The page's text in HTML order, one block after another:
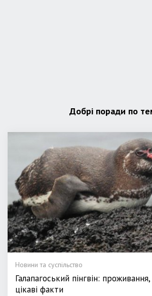
Добрі поради по
Новини та суспільство
Галапагоський пінгвін:
цікаві факти